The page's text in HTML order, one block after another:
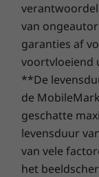
De
Discrete
versleutelt
inloggen.
Exclusieve
uitgebreide
van
garanties af
voortvloeiend
**De
de
geschatte
levensduur
van vele
het